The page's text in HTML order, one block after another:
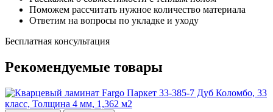
Поможем рассчитать нужное количество материала
Ответим на вопросы по укладке и уходу
Бесплатная консультация
Рекомендуемые товары